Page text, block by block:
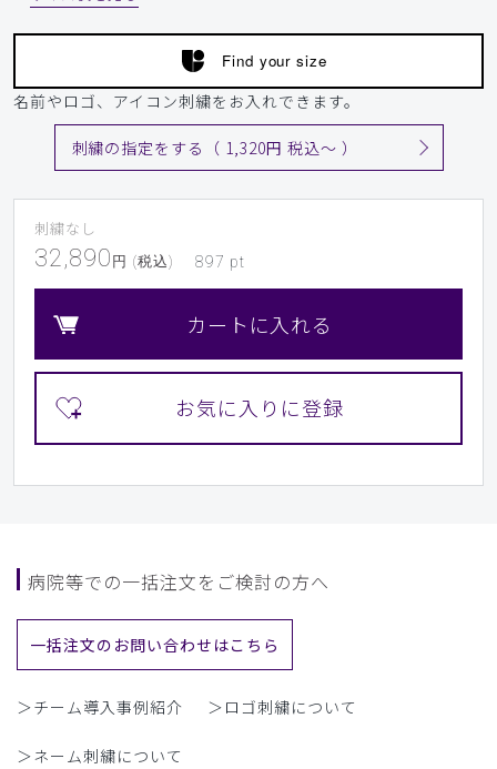
Find your size
名前やロゴ、アイコン刺繍をお入れできます。
刺繍の指定をする（ 1,320円 税込〜 ）
刺繍なし
32,890 円 (税込) 897 pt
カートに入れる
病院等での一括注文をご検討の方へ
一括注文のお問い合わせはこちら
＞チーム導入事例紹介 ＞ロゴ刺繍について
＞ネーム刺繍について